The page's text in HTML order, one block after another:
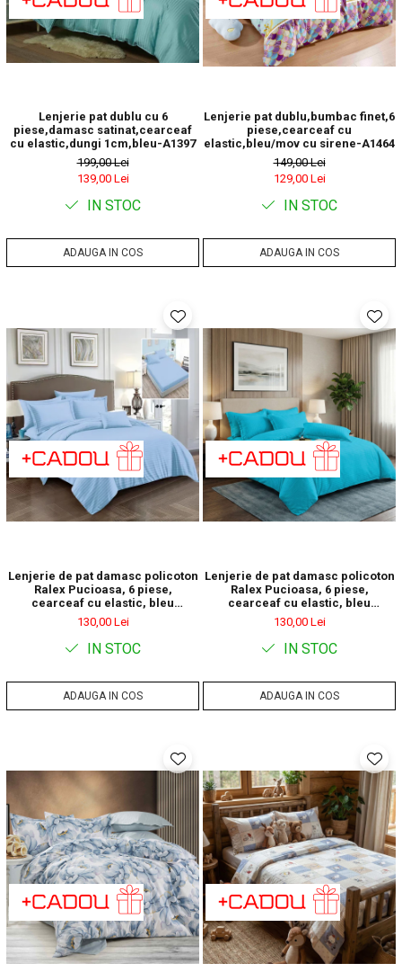
Lenjerie pat dublu cu 6
piese,damasc satinat,cearceaf
cu elastic,dungi 1cm,bleu-A1397
199,00 Lei
139,00 Lei
IN STOC
ADAUGA IN COS
Lenjerie pat dublu,bumbac finet,6
piese,cearceaf cu
elastic,bleu/mov cu sirene-A1464
149,00 Lei
129,00 Lei
IN STOC
ADAUGA IN COS
Lenjerie de pat damasc policoton
Ralex Pucioasa, 6 piese,
cearceaf cu elastic, bleu
deschis, model cu dungi discrete
130,00 Lei
IN STOC
ADAUGA IN COS
Lenjerie de pat damasc policoton
Ralex Pucioasa, 6 piese,
cearceaf cu elastic, bleu
turcoaz, model cu dungi discrete
130,00 Lei
IN STOC
ADAUGA IN COS